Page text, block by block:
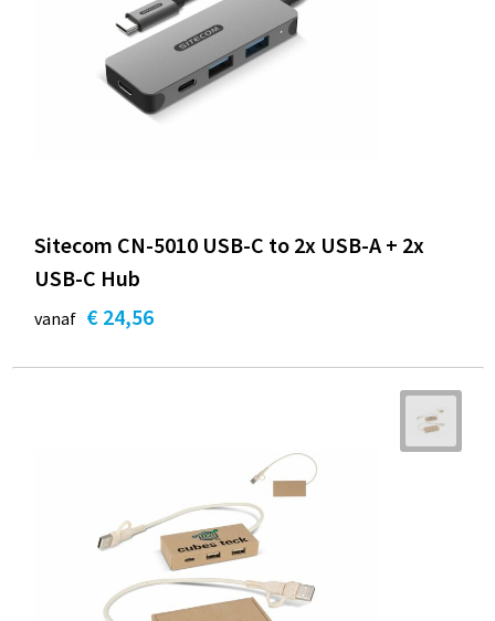
Sitecom CN-5010 USB-C to 2x USB-A + 2x
USB-C Hub
vanaf € 24,56